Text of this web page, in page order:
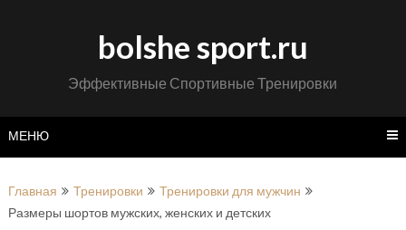
bolshe sport.ru
Эффективные Спортивные Тренировки
МЕНЮ
Главная Тренировки
Тренировки для мужчин
Размеры шортов мужских, женских и детских